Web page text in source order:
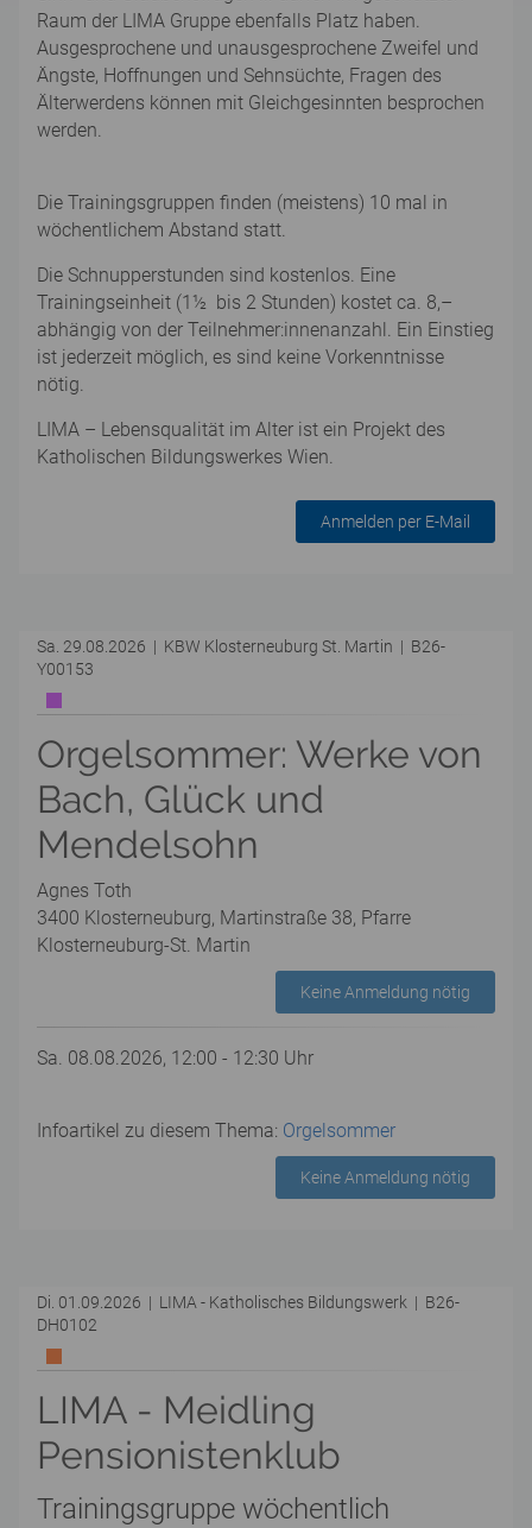
Raum der LIMA Gruppe ebenfalls Platz haben.
Ausgesprochene und unausgesprochene Zweifel und
Ängste, Hoffnungen und Sehnsüchte, Fragen des
Älterwerdens können mit Gleichgesinnten besprochen
werden.
Die Trainingsgruppen finden (meistens) 10 mal in
wöchentlichem Abstand statt.
Die Schnupperstunden sind kostenlos. Eine
Trainingseinheit (1½ bis 2 Stunden) kostet ca. 8,–
abhängig von der Teilnehmer:innenanzahl. Ein Einstieg
ist jederzeit möglich, es sind keine Vorkenntnisse
nötig.
LIMA – Lebensqualität im Alter ist ein Projekt des
Katholischen Bildungswerkes Wien.
Anmelden per E-Mail
Sa. 29.08.2026 | KBW Klosterneuburg St. Martin | B26-
Y00153
Orgelsommer: Werke von
Bach, Glück und
Mendelsohn
Agnes Toth
3400 Klosterneuburg, Martinstraße 38, Pfarre
Klosterneuburg-St. Martin
Keine Anmeldung nötig
Sa. 08.08.2026, 12:00 - 12:30 Uhr
Infoartikel zu diesem Thema: Orgelsommer
Keine Anmeldung nötig
Di. 01.09.2026 | LIMA - Katholisches Bildungswerk | B26-
DH0102
LIMA - Meidling
Pensionistenklub
Trainingsgruppe wöchentlich